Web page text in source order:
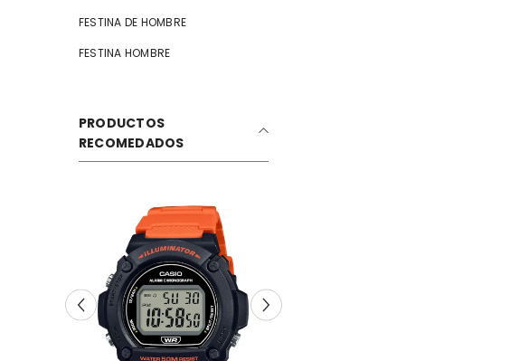
FESTINA DE HOMBRE
FESTINA HOMBRE
PRODUCTOS
RECOMEDADOS